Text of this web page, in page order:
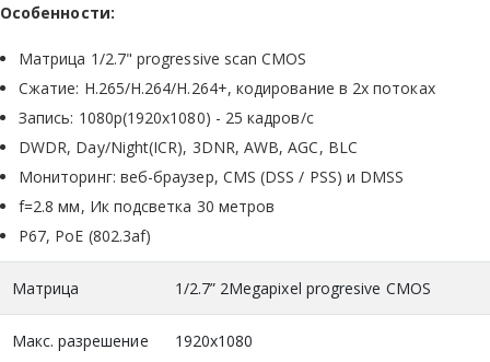
Особенности:
Матрица 1/2.7" progressive scan CMOS
Сжатие: H.265/H.264/H.264+, кодирование в 2х потоках
Запись: 1080p(1920х1080) - 25 кадров/с
DWDR, Day/Night(ICR), 3DNR, AWB, AGC, BLC
Мониторинг: веб-браузер, CMS (DSS / PSS) и DMSS
f=2.8 мм, Ик подсветка 30 метров
P67, PoE (802.3af)
Матрица 1/2.7” 2Megapixel progresive CMOS
Макс. разрешение 1920x1080